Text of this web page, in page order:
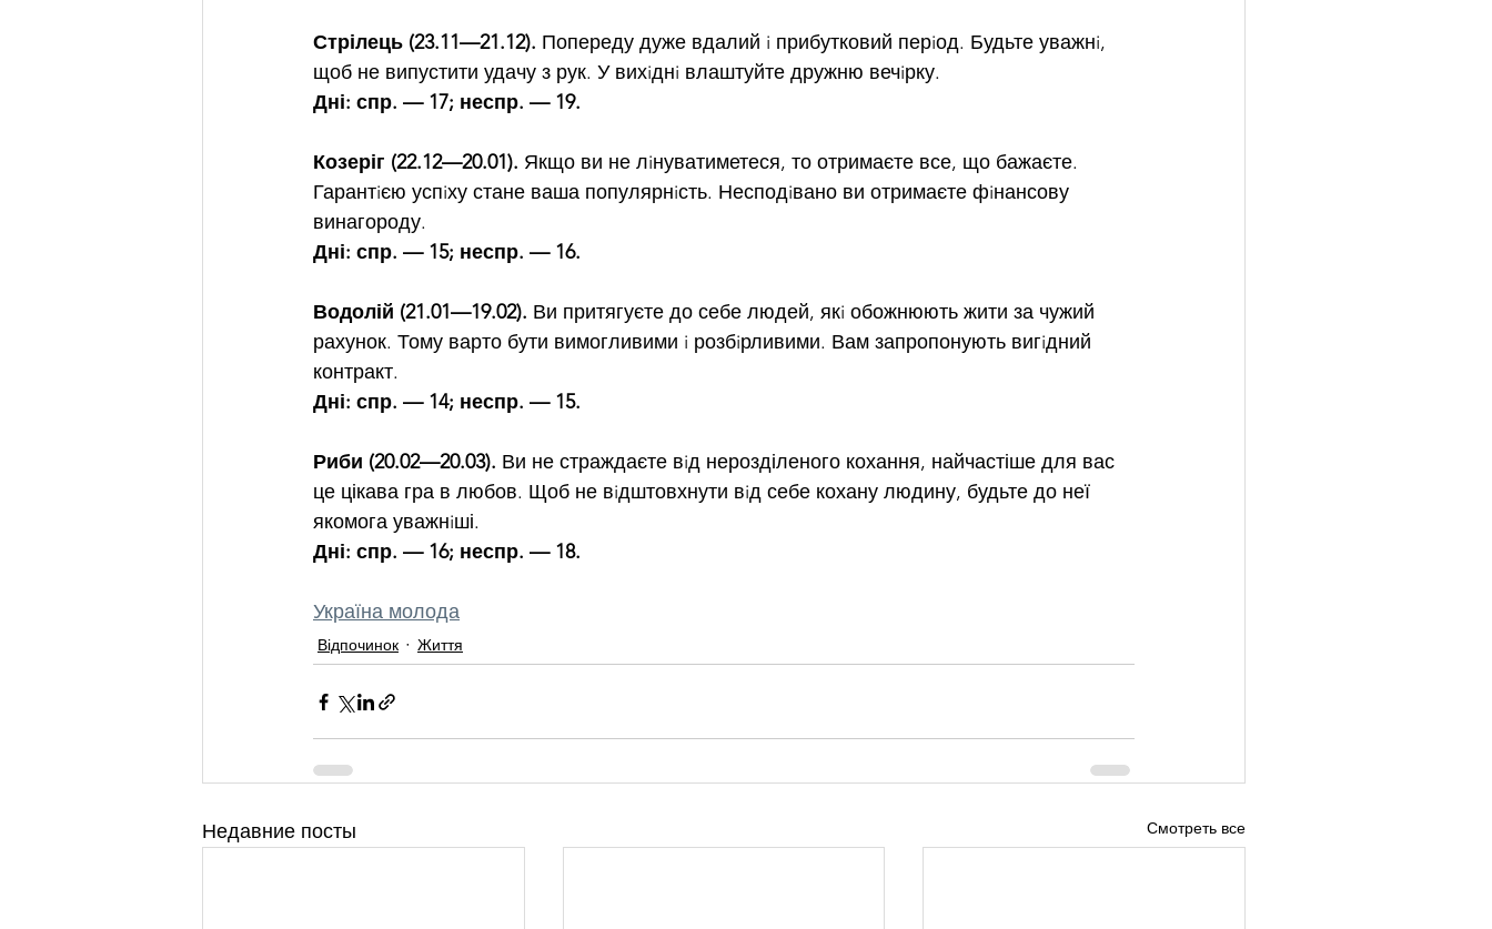
Стрілець (23.11—21.12). Попереду дуже вдалий i прибутковий перiод. Будьте уважнi,
щоб не випустити удачу з рук. У вихiднi влаштуйте дружню вечiрку.
Дні: спр. — 17; неспр. — 19.
Козеріг (22.12—20.01). Якщо ви не лiнуватиметеся, то отримаєте все, що бажаєте.
Гарантiєю успiху стане ваша популярнiсть. Несподiвано ви отримаєте фiнансову
винагороду.
Дні: спр. — 15; неспр. — 16.
Водолій (21.01—19.02). Ви притягуєте до себе людей, якi обожнюють жити за чужий
рахунок. Тому варто бути вимогливими i розбiрливими. Вам запропонують вигiдний
контракт.
Дні: спр. — 14; неспр. — 15.
Риби (20.02—20.03). Ви не страждаєте вiд нерозділеного кохання, найчастіше для вас
це цікава гра в любов. Щоб не вiдштовхнути вiд себе кохану людину, будьте до неї
якомога уважнiші.
Дні: спр. — 16; неспр. — 18.
Україна молода
Відпочинок Життя
Недавние посты Смотреть все